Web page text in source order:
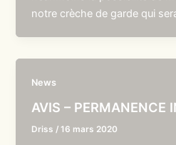
notre crèche de garde qui
News
AVIS – PERMANENCE
Driss /16 mars 2020